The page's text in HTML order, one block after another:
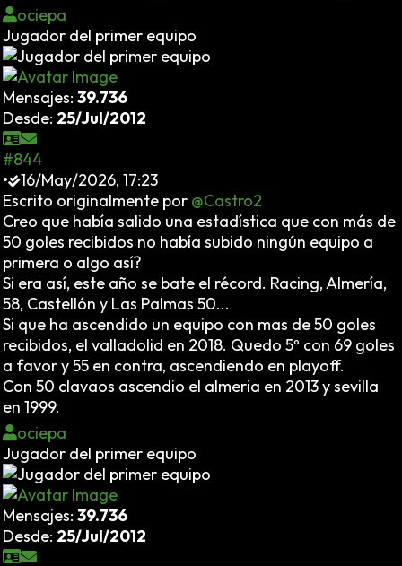
ociepa
Jugador del primer equipo
Mensajes: 39.736
Desde: 25/Jul/2012
#844
•
16/May/2026, 17:23
Escrito originalmente por @Castro2
Creo que había salido una estadística que con más de
50 goles recibidos no había subido ningún equipo a
primera o algo así?
Si era así, este año se bate el récord. Racing, Almería,
58, Castellón y Las Palmas 50...
Si que ha ascendido un equipo con mas de 50 goles
recibidos, el valladolid en 2018. Quedo 5º con 69 goles
a favor y 55 en contra, ascendiendo en playoff.
Con 50 clavaos ascendio el almeria en 2013 y sevilla
en 1999.
ociepa
Jugador del primer equipo
Mensajes: 39.736
Desde: 25/Jul/2012